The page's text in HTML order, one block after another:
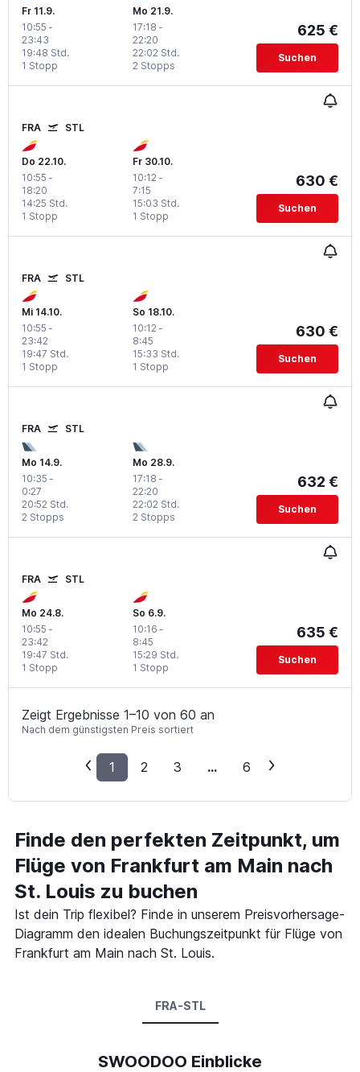
Fr 11.9.
10:55 -
23:43
1 Stopp
19:48 Std.
Mo 21.9.
17:18 -
22:20
2 Stopps
22:02 Std.
625 €
Suchen
FRA STL
Do 22.10.
10:55 -
18:20
1 Stopp
14:25 Std.
Fr 30.10.
10:12 -
7:15
1 Stopp
15:03 Std.
630 €
Suchen
FRA STL
Mi 14.10.
10:55 -
23:42
1 Stopp
19:47 Std.
So 18.10.
10:12 -
8:45
1 Stopp
15:33 Std.
630 €
Suchen
FRA STL
Mo 14.9.
10:35 -
0:27
2 Stopps
20:52 Std.
Mo 28.9.
17:18 -
22:20
2 Stopps
22:02 Std.
632 €
Suchen
FRA STL
Mo 24.8.
10:55 -
23:42
1 Stopp
19:47 Std.
So 6.9.
10:16 -
8:45
1 Stopp
15:29 Std.
635 €
Suchen
Zeigt Ergebnisse 1–10 von 60 an
Nach dem günstigsten Preis sortiert
1 2 3 ... 6
Finde den perfekten Zeitpunkt, um
Flüge von Frankfurt am Main nach
St. Louis zu buchen
Ist dein Trip flexibel? Finde in unserem Preisvorhersage-
Diagramm den idealen Buchungszeitpunkt für Flüge von
Frankfurt am Main nach St. Louis.
FRA-STL
SWOODOO Einblicke